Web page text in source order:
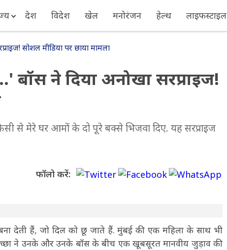
देश विदेश खेल मनोरंजन हेल्थ लाइफस्टाइल
सोशल मीडिया पर छाया मामला
ने दिया अनोखा सरप्राइज!
से मेरे घर आमों के दो पूरे बक्से भिजवा दिए. यह सरप्राइज
फॉलो करें:
देती हैं, जो दिल को छू जाते हैं. मुंबई की एक महिला के साथ भी
ने उनके और उनके बॉस के बीच एक खूबसूरत मानवीय जुड़ाव की